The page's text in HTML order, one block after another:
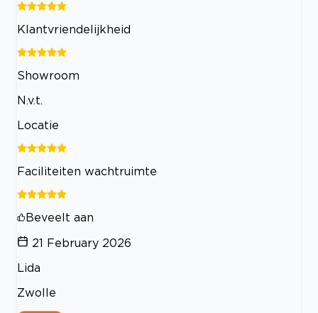
Klantvriendelijkheid
Showroom
N.v.t.
Locatie
Faciliteiten wachtruimte
Beveelt aan
21 February 2026
Lida
Zwolle